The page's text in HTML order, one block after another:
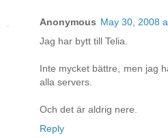
Anonymous May 30, 2008
Jag har bytt till Telia.
Inte mycket bättre, men jag
alla servers.
Och det är aldrig nere.
Reply